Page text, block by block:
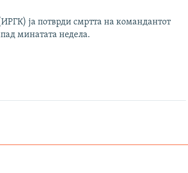
ја потврди смртта на командантот
минатата недела.